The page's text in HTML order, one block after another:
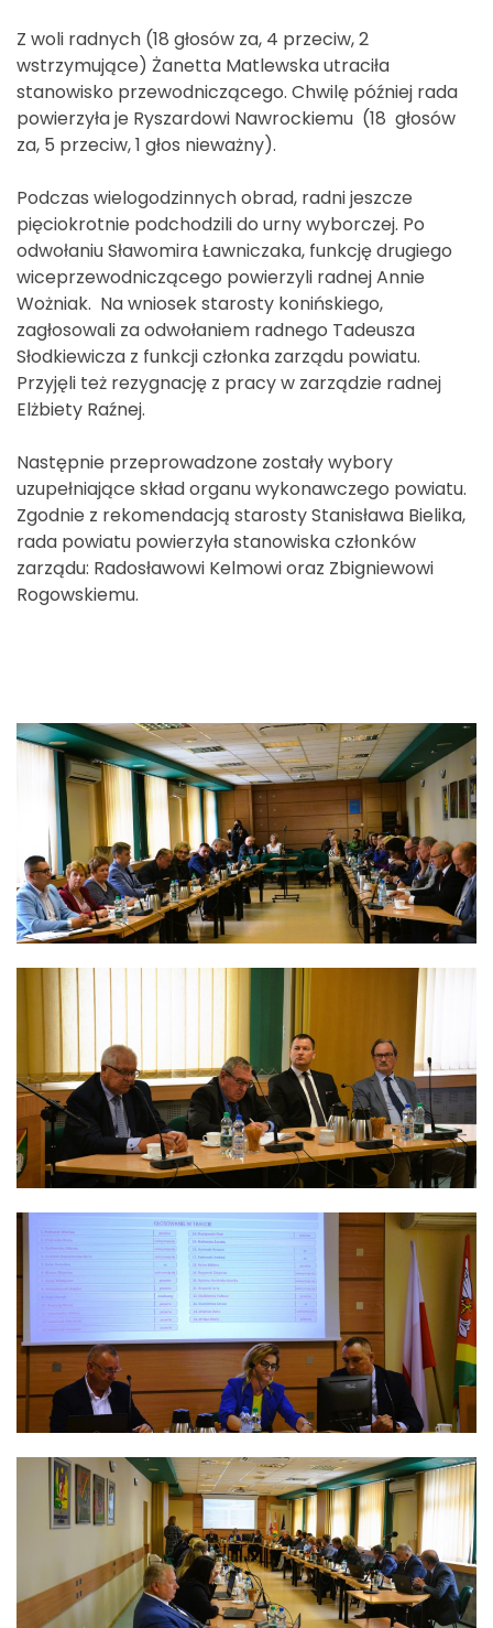
Z woli radnych (18 głosów za, 4 przeciw, 2
wstrzymujące) Żanetta Matlewska utraciła
stanowisko przewodniczącego. Chwilę później rada
powierzyła je Ryszardowi Nawrockiemu (18 głosów
za, 5 przeciw, 1 głos nieważny).
Podczas wielogodzinnych obrad, radni jeszcze
pięciokrotnie podchodzili do urny wyborczej. Po
odwołaniu Sławomira Ławniczaka, funkcję drugiego
wiceprzewodniczącego powierzyli radnej Annie
Wożniak. Na wniosek starosty konińskiego,
zagłosowali za odwołaniem radnego Tadeusza
Słodkiewicza z funkcji członka zarządu powiatu.
Przyjęli też rezygnację z pracy w zarządzie radnej
Elżbiety Raźnej.
Następnie przeprowadzone zostały wybory
uzupełniające skład organu wykonawczego powiatu.
Zgodnie z rekomendacją starosty Stanisława Bielika,
rada powiatu powierzyła stanowiska członków
zarządu: Radosławowi Kelmowi oraz Zbigniewowi
Rogowskiemu.